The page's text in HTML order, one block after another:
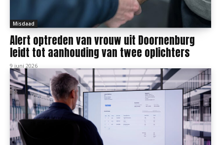
Misdaad
Alert optreden van vrouw uit Doornenburg
leidt tot aanhouding van twee oplichters
9 juni 2026